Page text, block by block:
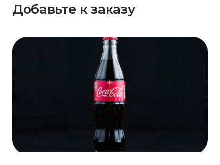
Добавьте к заказу